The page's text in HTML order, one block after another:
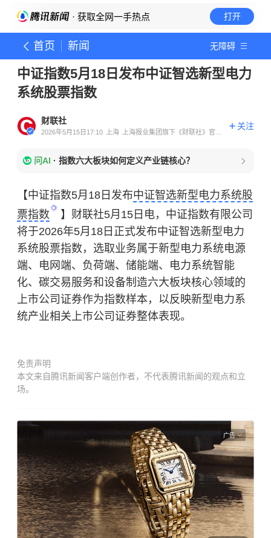
· 获取全网一手热点 打开
首页 新闻 无障碍
中证指数5月18日发布中证智选新型电力
系统股票指数
财联社
2026年5月15日17:10 上海
上海报业集团旗下《财联社》官方
关注
问AI · 指数六大板块如何定义产业链核心？
【中证指数5月18日发布中证智选新型电力系统股
票指数
】财联社5月15日电，中证指数有限公司
将于2026年5月18日正式发布中证智选新型电力
系统股票指数，选取业务属于新型电力系统电源
端、电网端、负荷端、储能端、电力系统智能
化、碳交易服务和设备制造六大板块核心领域的
上市公司证券作为指数样本，以反映新型电力系
统产业相关上市公司证券整体表现。
免责声明
本文来自腾讯新闻客户端创作者，不代表腾讯新闻的观点和立
场。
广告